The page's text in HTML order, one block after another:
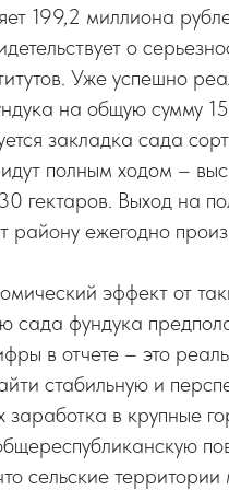
199,2 миллиона
о
Уже успешно
на общую сумму
закладка сада
полным ходом –
гектаров. Выход на
району ежегодно
эффект от
сада фундука
в отчете – это
стабильную и
заработка в крупные
сельские